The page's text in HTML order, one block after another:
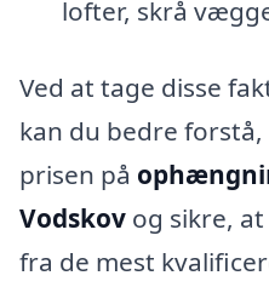
lofter, skrå
Ved at tage disse
kan du bedre
prisen på
Vodskov og sikre,
fra de mest